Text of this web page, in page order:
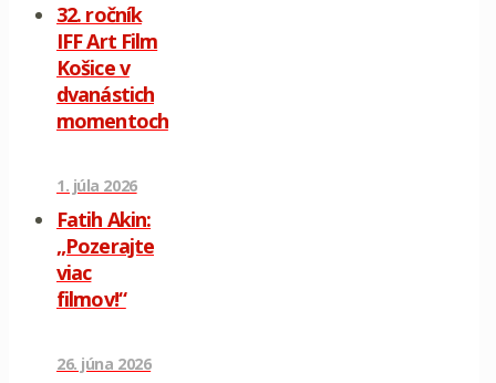
32. ročník
IFF Art Film
Košice v
dvanástich
momentoch
1. júla 2026
Fatih Akin:
„Pozerajte
viac
filmov!“
26. júna 2026